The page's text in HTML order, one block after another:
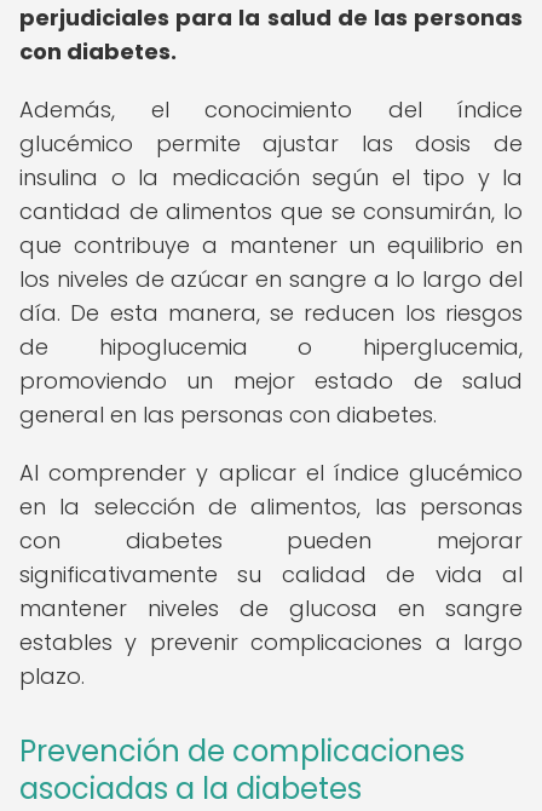
perjudiciales para la salud de las personas
con diabetes.
Además, el conocimiento del índice
glucémico permite ajustar las dosis de
insulina o la medicación según el tipo y la
cantidad de alimentos que se consumirán, lo
que contribuye a mantener un equilibrio en
los niveles de azúcar en sangre a lo largo del
día. De esta manera, se reducen los riesgos
de hipoglucemia o hiperglucemia,
promoviendo un mejor estado de salud
general en las personas con diabetes.
Al comprender y aplicar el índice glucémico
en la selección de alimentos, las personas
con diabetes pueden mejorar
significativamente su calidad de vida al
mantener niveles de glucosa en sangre
estables y prevenir complicaciones a largo
plazo.
Prevención de complicaciones
asociadas a la diabetes